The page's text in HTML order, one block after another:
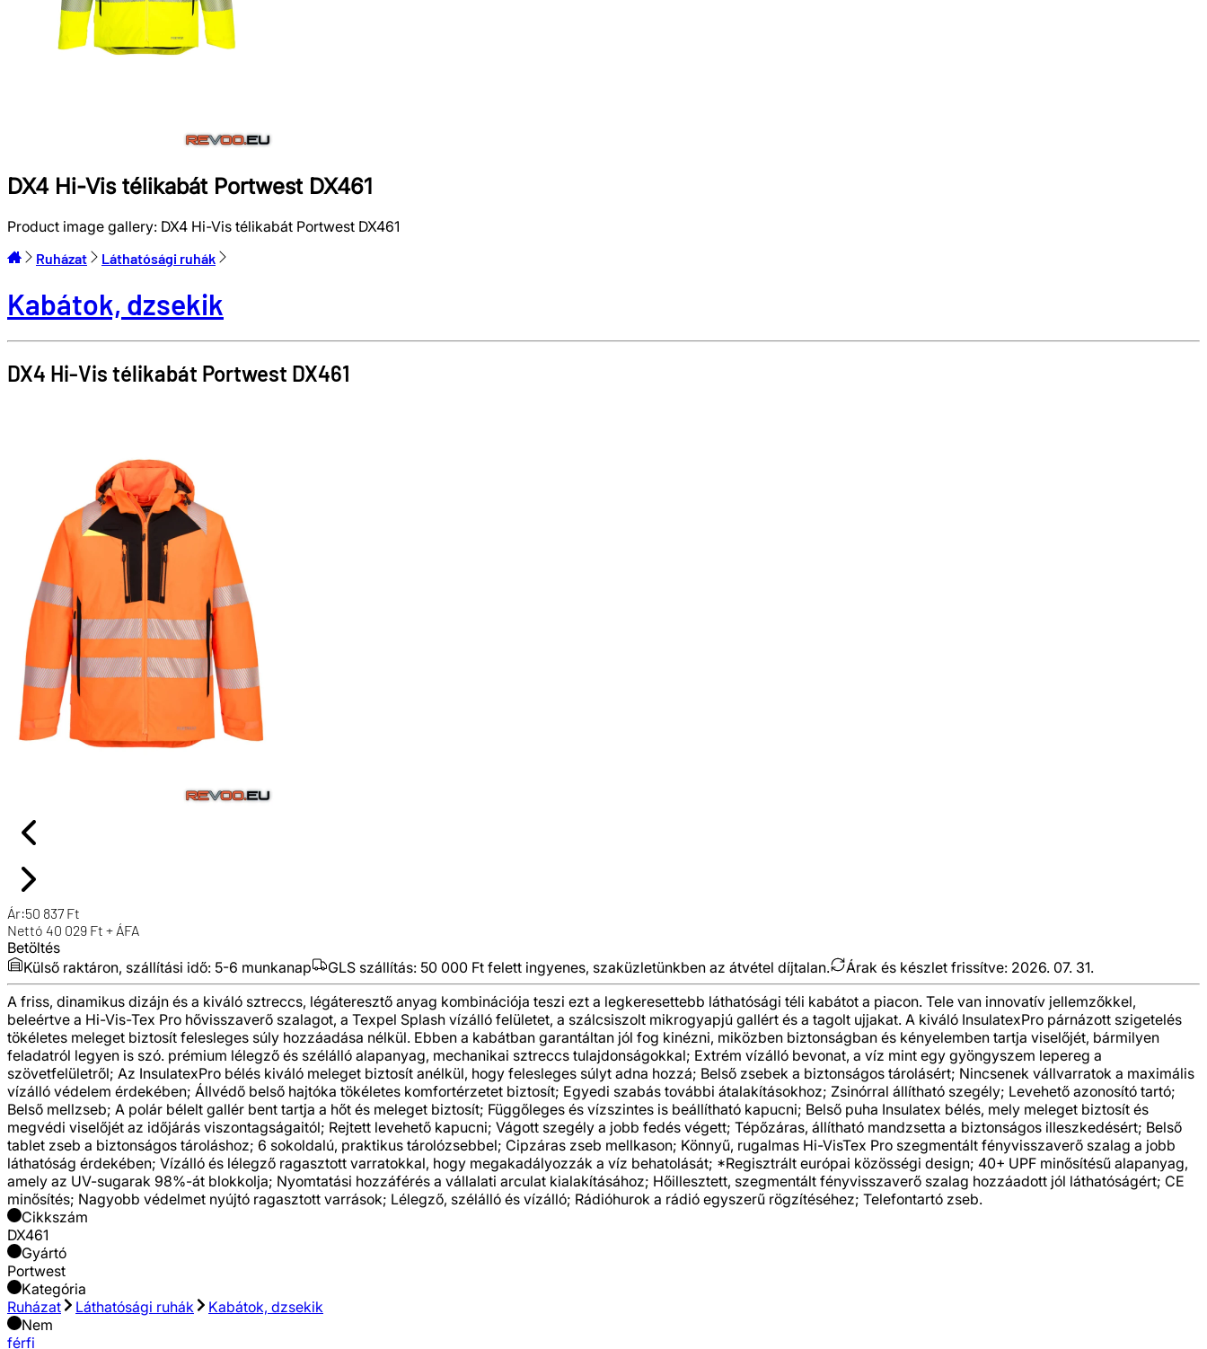
DX4 Hi-Vis télikabát Portwest DX461
Product image gallery: DX4 Hi-Vis télikabát Portwest DX461
Ruházat Láthatósági ruhák
Kabátok, dzsekik
DX4 Hi-Vis télikabát Portwest DX461
Ár:50 837 Ft
Nettó 40 029 Ft + ÁFA
Betöltés
Külső raktáron, szállítási idő: 5-6 munkanap GLS szállítás: 50 000 Ft felett ingyenes, szaküzletünkben az átvétel díjtalan. Árak és készlet frissítve: 2026. 07. 31.
A friss, dinamikus dizájn és a kiváló sztreccs, légáteresztő anyag kombinációja teszi ezt a legkeresettebb láthatósági téli kabátot a piacon. Tele van innovatív jellemzőkkel,
beleértve a Hi-Vis-Tex Pro hővisszaverő szalagot, a Texpel Splash vízálló felületet, a szálcsiszolt mikrogyapjú gallért és a tagolt ujjakat. A kiváló InsulatexPro párnázott szigetelés
tökéletes meleget biztosít felesleges súly hozzáadása nélkül. Ebben a kabátban garantáltan jól fog kinézni, miközben biztonságban és kényelemben tartja viselőjét, bármilyen
feladatról legyen is szó. prémium lélegző és szélálló alapanyag, mechanikai sztreccs tulajdonságokkal; Extrém vízálló bevonat, a víz mint egy gyöngyszem lepereg a
szövetfelületről; Az InsulatexPro bélés kiváló meleget biztosít anélkül, hogy felesleges súlyt adna hozzá; Belső zsebek a biztonságos tárolásért; Nincsenek vállvarratok a maximális
vízálló védelem érdekében; Állvédő belső hajtóka tökéletes komfortérzetet biztosít; Egyedi szabás további átalakításokhoz; Zsinórral állítható szegély; Levehető azonosító tartó;
Belső mellzseb; A polár bélelt gallér bent tartja a hőt és meleget biztosít; Függőleges és vízszintes is beállítható kapucni; Belső puha Insulatex bélés, mely meleget biztosít és
megvédi viselőjét az időjárás viszontagságaitól; Rejtett levehető kapucni; Vágott szegély a jobb fedés végett; Tépőzáras, állítható mandzsetta a biztonságos illeszkedésért; Belső
tablet zseb a biztonságos tároláshoz; 6 sokoldalú, praktikus tárolózsebbel; Cipzáras zseb mellkason; Könnyű, rugalmas Hi-VisTex Pro szegmentált fényvisszaverő szalag a jobb
láthatóság érdekében; Vízálló és lélegző ragasztott varratokkal, hogy megakadályozzák a víz behatolását; *Regisztrált európai közösségi design; 40+ UPF minősítésű alapanyag,
amely az UV-sugarak 98%-át blokkolja; Nyomtatási hozzáférés a vállalati arculat kialakításához; Hőillesztett, szegmentált fényvisszaverő szalag hozzáadott jól láthatóságért; CE
minősítés; Nagyobb védelmet nyújtó ragasztott varrások; Lélegző, szélálló és vízálló; Rádióhurok a rádió egyszerű rögzítéséhez; Telefontartó zseb.
Cikkszám
DX461
Gyártó
Portwest
Kategória
Ruházat
Láthatósági ruhák
Kabátok, dzsekik
Nem
férfi